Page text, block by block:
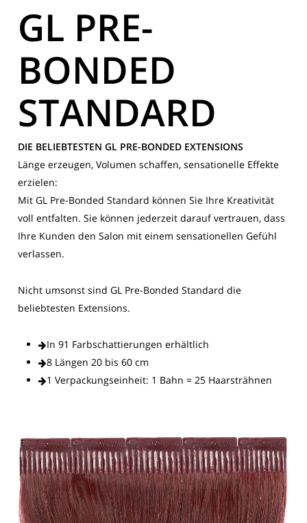
GL PRE-
BONDED
STANDARD
DIE BELIEBTESTEN GL PRE-BONDED EXTENSIONS
Länge erzeugen, Volumen schaffen, sensationelle Effekte
erzielen:
Mit GL Pre-Bonded Standard können Sie Ihre Kreativität
voll entfalten. Sie können jederzeit darauf vertrauen, dass
Ihre Kunden den Salon mit einem sensationellen Gefühl
verlassen.
Nicht umsonst sind GL Pre-Bonded Standard die
beliebtesten Extensions.
In 91 Farbschattierungen erhältlich
8 Längen 20 bis 60 cm
1 Verpackungseinheit: 1 Bahn = 25 Haarsträhnen